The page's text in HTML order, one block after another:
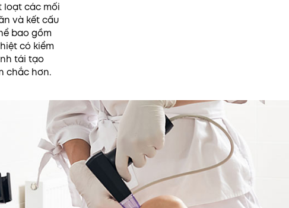
loạt các mối
và kết cấu
bao gồm
có kiểm
tái tạo
chắc hơn.